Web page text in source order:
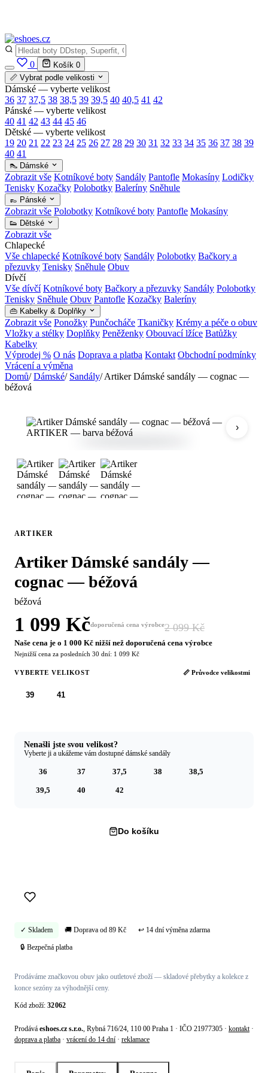
0 Košík 0
📏 Vybrat podle velikosti
Dámské — vyberte velikost
36 37 37,5 38 38,5 39 39,5 40 40,5 41 42
Pánské — vyberte velikost
40 41 42 43 44 45 46
Dětské — vyberte velikost
19 20 21 22 23 24 25 26 27 28 29 30 31 32 33 34 35 36 37 38 39
40 41
👠 Dámské
Zobrazit vše Kotníkové boty Sandály Pantofle Mokasíny Lodičky
Tenisky Kozačky Polobotky Baleríny Sněhule
👞 Pánské
Zobrazit vše Polobotky Kotníkové boty Pantofle Mokasíny
👟 Dětské
Zobrazit vše
Chlapecké
Vše chlapecké Kotníkové boty Sandály Polobotky Bačkory a
přezuvky Tenisky Sněhule Obuv
Dívčí
Vše dívčí Kotníkové boty Bačkory a přezuvky Sandály Polobotky
Tenisky Sněhule Obuv Pantofle Kozačky Baleríny
👜 Kabelky & Doplňky
Zobrazit vše Ponožky Punčocháče Tkaničky Krémy a péče o obuv
Vložky a stélky Doplňky Peněženky Obouvací lžíce Batůžky
Kabelky
Výprodej % O nás Doprava a platba Kontakt Obchodní podmínky
Vrácení a výměna
Domů/ Dámské/ Sandály/ Artiker Dámské sandály — cognac —
béžová
›
ARTIKER
Artiker Dámské sandály —
cognac — béžová
béžová
1 099 Kčdoporučená cena výrobce2 099 Kč
Naše cena je o 1 000 Kč nižší než doporučená cena výrobce
Nejnižší cena za posledních 30 dní: 1 099 Kč
VYBERTE VELIKOST 📏 Průvodce velikostmi
39 41
Nenašli jste svou velikost?
Vyberte ji a ukážeme vám dostupné dámské sandály
36 37 37,5 38 38,5
39,5 40 42
Do košíku
✓ Skladem 🚚 Doprava od 89 Kč ↩ 14 dní výměna zdarma
🔒 Bezpečná platba
Prodáváme značkovou obuv jako outletové zboží — skladové přebytky a kolekce z
konce sezóny za výhodnější ceny.
Kód zboží: 32062
Prodává eshoes.cz s.r.o. , Rybná 716/24, 110 00 Praha 1 · IČO 21977305 · kontakt ·
doprava a platba · vrácení do 14 dní · reklamace